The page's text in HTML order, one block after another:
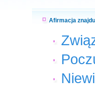
Afirmacja